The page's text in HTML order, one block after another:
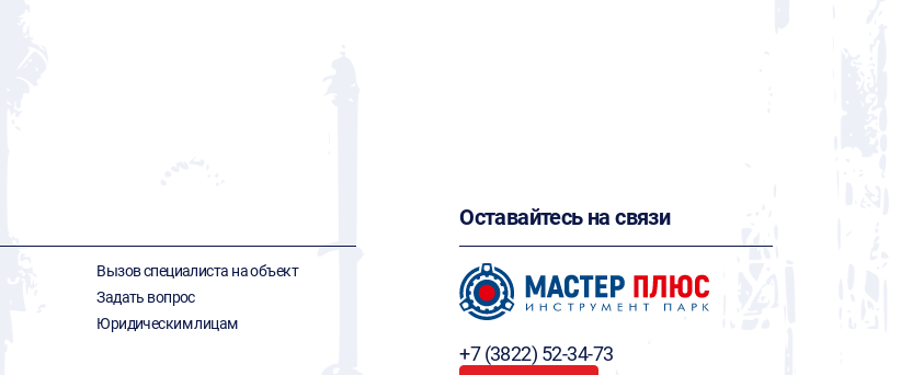
Вызов специалиста на объект
Задать вопрос
Юридическим лицам
Оставайтесь на связи
+7 (3822) 52-34-73